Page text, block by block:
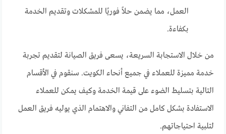
العمل، مما يضمن حلاً فوريًا للمشكلات وتقديم الخدمة
بكفاءة.
من خلال الاستجابة السريعة، يسعى فريق الصيانة لتقديم تجربة
خدمة مميزة للعملاء في جميع أنحاء الكويت. سنقوم في الأقسام
التالية بتسليط الضوء على قيمة الخدمة وكيف يمكن للعملاء
الاستفادة بشكل كامل من التفاني والاهتمام الذي يوليه فريق العمل
لتلبية احتياجاتهم.